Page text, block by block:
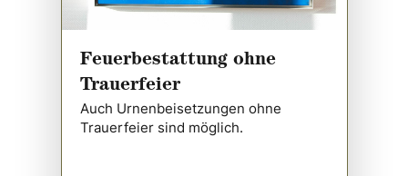
Feuerbestattung ohne
Trauerfeier
Auch Urnenbeisetzungen ohne
Trauerfeier sind möglich.